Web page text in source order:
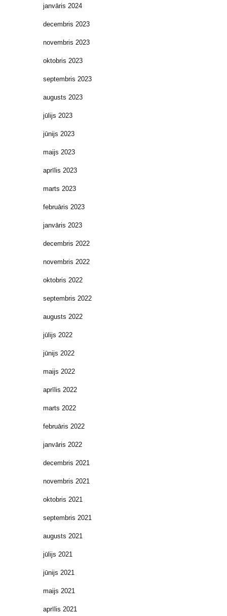
janvāris 2024
decembris 2023
novembris 2023
oktobris 2023
septembris 2023
augusts 2023
jūlijs 2023
jūnijs 2023
maijs 2023
aprīlis 2023
marts 2023
februāris 2023
janvāris 2023
decembris 2022
novembris 2022
oktobris 2022
septembris 2022
augusts 2022
jūlijs 2022
jūnijs 2022
maijs 2022
aprīlis 2022
marts 2022
februāris 2022
janvāris 2022
decembris 2021
novembris 2021
oktobris 2021
septembris 2021
augusts 2021
jūlijs 2021
jūnijs 2021
maijs 2021
aprīlis 2021